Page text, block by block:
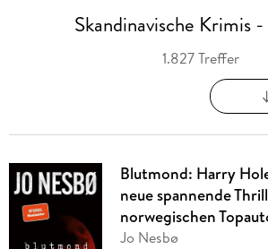
Skandinavische Krimis
1.827 Treffer
Blutmond: Harry
neue spannende
norwegischen
Jo Nesbø